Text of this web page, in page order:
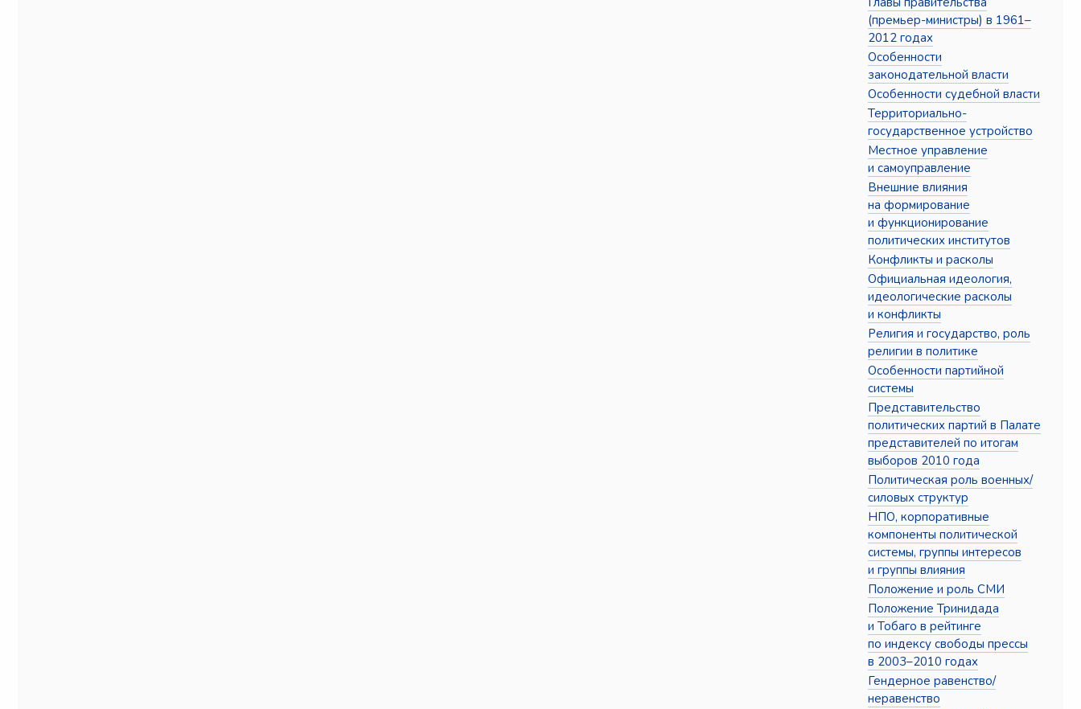
(премьер-министры) в 1961–
2012 годах
Особенности
законодательной власти
Особенности судебной власти
Территориально-
государственное устройство
Местное управление
и самоуправление
Внешние влияния
на формирование
и функционирование
политических институтов
Конфликты и расколы
Официальная идеология,
идеологические расколы
и конфликты
Религия и государство, роль
религии в политике
Особенности партийной
системы
Представительство
политических партий в Палате
представителей по итогам
выборов 2010 года
Политическая роль военных/
силовых структур
НПО, корпоративные
компоненты политической
системы, группы интересов
и группы влияния
Положение и роль СМИ
Положение Тринидада
и Тобаго в рейтинге
по индексу свободы прессы
в 2003–2010 годах
Гендерное равенство/
неравенство